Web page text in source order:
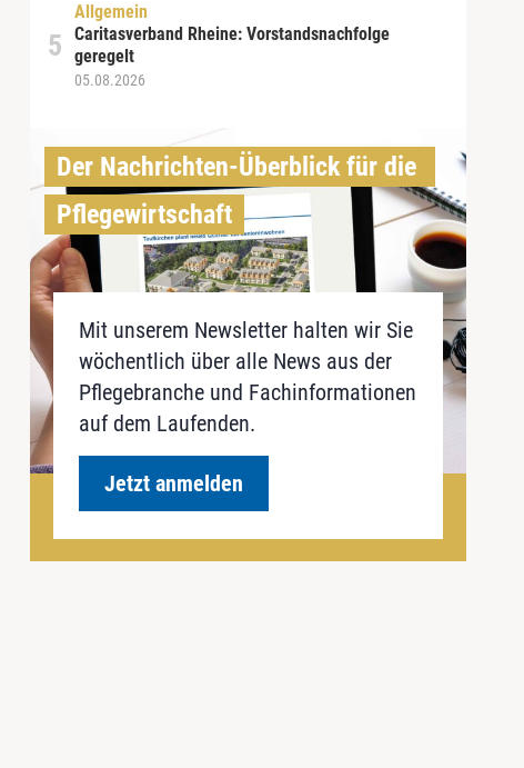
Allgemein
Caritasverband Rheine: Vorstandsnachfolge
geregelt
05.08.2026
Der Nachrichten-Überblick für die
Pflegewirtschaft
Mit unserem Newsletter halten wir Sie
wöchentlich über alle News aus der
Pflegebranche und Fachinformationen
auf dem Laufenden.
Jetzt anmelden